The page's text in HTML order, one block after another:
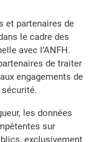
et partenaires de
le cadre des
avec l’ANFH.
de traiter
engagements de
sécurité.
les données
sur
exclusivement